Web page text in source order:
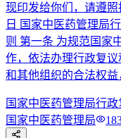
现印发给你们，请遵照
日 国家中医药管理局
则 第一条 为规范国家
作，依法办理行政复
和其他组织的合法权
国家中医药管理局行政
国家中医药管理局